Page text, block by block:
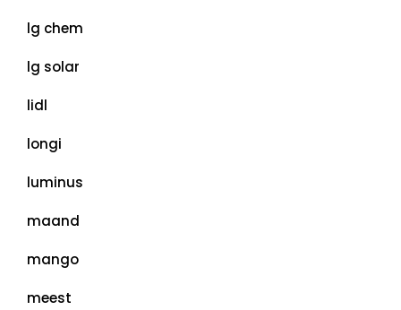
lg chem
lg solar
lidl
longi
luminus
maand
mango
meest